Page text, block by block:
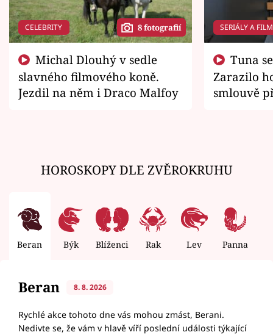
CELEBRITY 8 fotografií
slavného filmového koně.
Jezdil na něm i Draco Malfoy
SERIÁLY A
Zarazilo
smlouvě
HOROSKOPY DLE ZVĚROKRUHU
Beran Býk Blíženci Rak Lev Panna
Beran 8. 8. 2026
Rychlé akce tohoto dne vás mohou zmást, Berani.
Nedivte se, že vám v hlavě víří poslední události týkající